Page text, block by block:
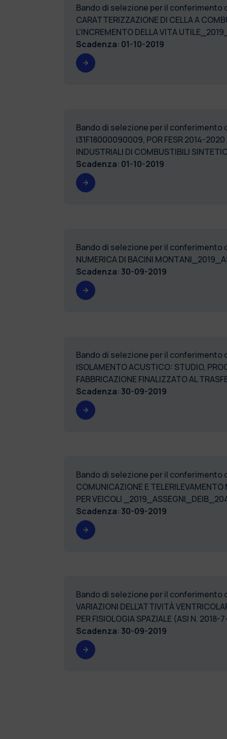
Bando di selezione per il conferimento
CARATTERIZZAZIONE DI CELLA A
L'INCREMENTO DELLA VITA
Scadenza: 01-10-2019
Bando di selezione per il conferimento
I31F18000090009, POR FESR 2014-2020
INDUSTRIALI DI COMBUSTIBILI
Scadenza: 01-10-2019
Bando di selezione per il conferimento
NUMERICA DI BACINI
Scadenza: 30-09-2019
Bando di selezione per il conferimento
ISOLAMENTO ACUSTICO: STUDIO,
FABBRICAZIONE FINALIZZATO AL
Scadenza: 30-09-2019
Bando di selezione per il conferimento
COMUNICAZIONE E
PER VEICOLI
Scadenza: 30-09-2019
Bando di selezione per il conferimento
VARIAZIONI DELL'ATTIVITÀ
PER FISIOLOGIA SPAZIALE (ASI N.
Scadenza: 30-09-2019